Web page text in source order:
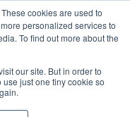
cookies are used to
personalized services to
To find out more about the
our site. But in order to
just one tiny cookie so
Spanish
English
French
Chinese